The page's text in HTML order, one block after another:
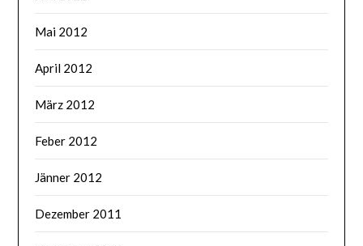
Mai 2012
April 2012
März 2012
Feber 2012
Jänner 2012
Dezember 2011